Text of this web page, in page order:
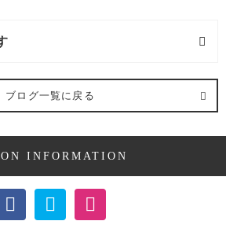
ブログ一覧に戻る
INFORMATION